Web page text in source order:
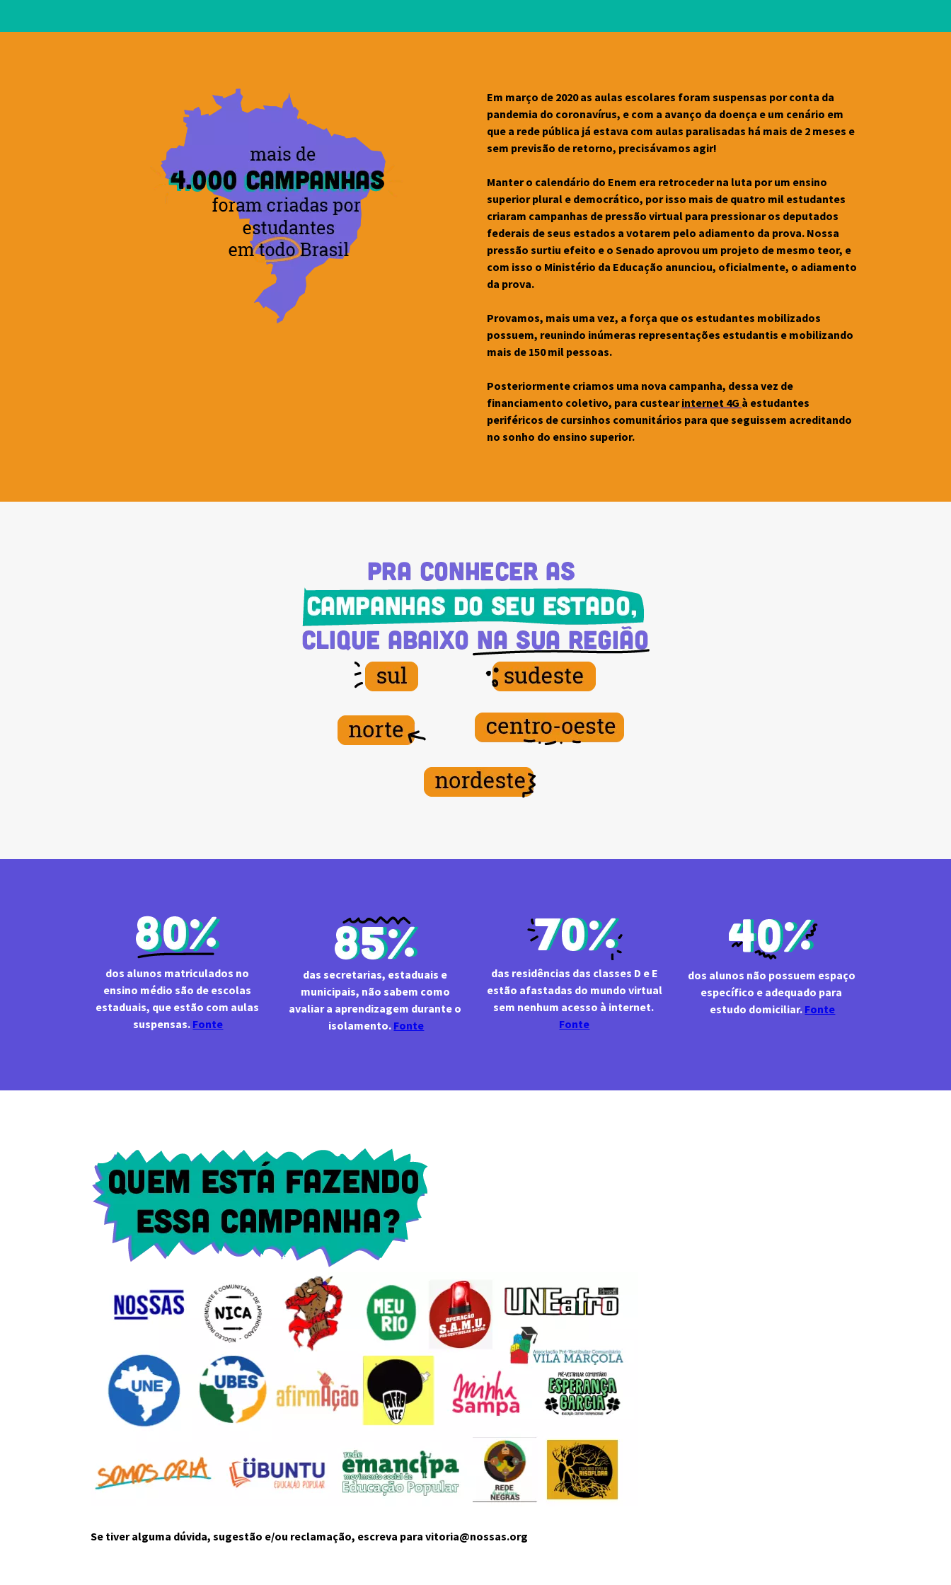
Em março de 2020 as aulas escolares foram suspensas por conta da
pandemia do coronavírus, e com a avanço da doença e um cenário em
que a rede pública já estava com aulas paralisadas há mais de 2 meses e
sem previsão de retorno, precisávamos agir!
Manter o calendário do Enem era retroceder na luta por um ensino
superior plural e democrático, por isso mais de quatro mil estudantes
criaram campanhas de pressão virtual para pressionar os deputados
federais de seus estados a votarem pelo adiamento da prova. Nossa
pressão surtiu efeito e o Senado aprovou um projeto de mesmo teor, e
com isso o Ministério da Educação anunciou, oficialmente, o adiamento
da prova.
Provamos, mais uma vez, a força que os estudantes mobilizados
possuem, reunindo inúmeras representações estudantis e mobilizando
mais de 150 mil pessoas.
Posteriormente criamos uma nova campanha, dessa vez de
financiamento coletivo, para custear internet 4G à estudantes
periféricos de cursinhos comunitários para que seguissem acreditando
no sonho do ensino superior.
dos alunos matriculados no
ensino médio são de escolas
estaduais, que estão com aulas
suspensas. Fonte
das secretarias, estaduais e
municipais, não sabem como
avaliar a aprendizagem durante o
isolamento. Fonte
estão afastadas do mundo virtual
sem nenhum acesso à internet.
Fonte
dos alunos não possuem espaço
específico e adequado para
estudo domiciliar. Fonte
Se tiver alguma dúvida, sugestão e/ou reclamação, escreva para vitoria@nossas.org